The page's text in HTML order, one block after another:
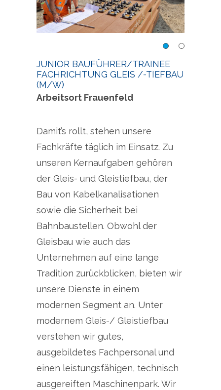
Fachrichtung Gleis /-
tiefbau (m/w)
JUNIOR BAUFÜHRER/TRAINEE
FACHRICHTUNG GLEIS /-TIEFBAU
(M/W)
Arbeitsort Frauenfeld
Damit’s rollt, stehen unsere
Fachkräfte täglich im Einsatz. Zu
unseren Kernaufgaben gehören
der Gleis- und Gleistiefbau, der
Bau von Kabelkanalisationen
sowie die Sicherheit bei
Bahnbaustellen. Obwohl der
Gleisbau wie auch das
Unternehmen auf eine lange
Tradition zurückblicken, bieten wir
unsere Dienste in einem
modernen Segment an. Unter
modernem Gleis-/ Gleistiefbau
verstehen wir gutes,
ausgebildetes Fachpersonal und
einen leistungsfähigen, technisch
ausgereiften Maschinenpark. Wir